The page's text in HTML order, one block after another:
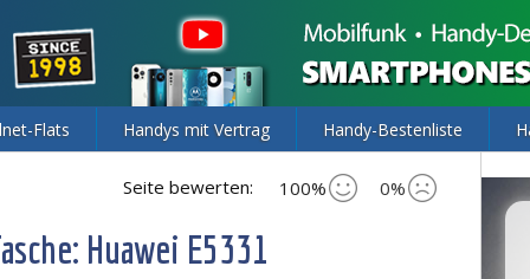
Flats Handys mit Vertrag Handy-Bestenliste
Seite bewerten: 100% 0%
Huawei E5331